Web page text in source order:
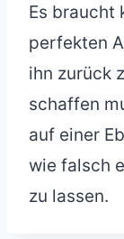
Es braucht
perfekten
ihn zurück
schaffen
auf einer
wie falsch
zu lassen.